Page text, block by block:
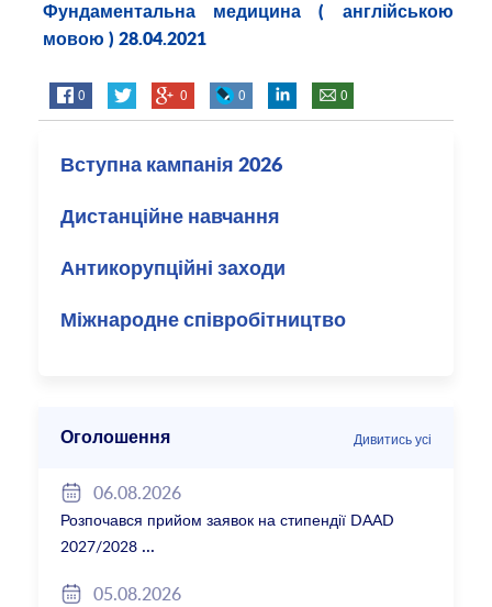
Фундаментальна медицина ( англійською
мовою ) 28.04.2021
0 0 0 0
Вступна кампанія 2026
Дистанційне навчання
Антикорупційні заходи
Міжнародне співробітництво
Оголошення Дивитись усі
06.08.2026
Розпочався прийом заявок на стипендії DAAD
2027/2028
05.08.2026